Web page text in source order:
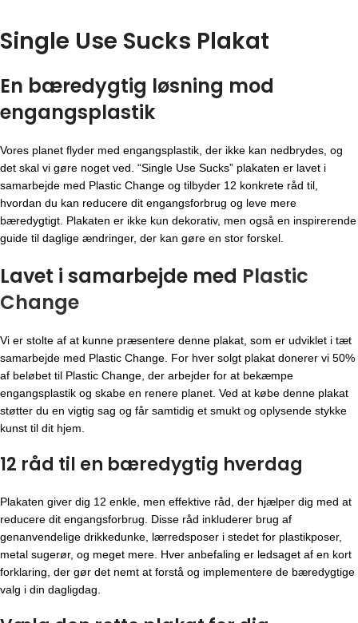
Single Use Sucks Plakat
En bæredygtig løsning mod
engangsplastik
Vores planet flyder med engangsplastik, der ikke kan nedbrydes, og
det skal vi gøre noget ved. “Single Use Sucks” plakaten er lavet i
samarbejde med Plastic Change og tilbyder 12 konkrete råd til,
hvordan du kan reducere dit engangsforbrug og leve mere
bæredygtigt. Plakaten er ikke kun dekorativ, men også en inspirerende
guide til daglige ændringer, der kan gøre en stor forskel.
Lavet i samarbejde med Plastic
Change
Vi er stolte af at kunne præsentere denne plakat, som er udviklet i tæt
samarbejde med Plastic Change. For hver solgt plakat donerer vi 50%
af beløbet til Plastic Change, der arbejder for at bekæmpe
engangsplastik og skabe en renere planet. Ved at købe denne plakat
støtter du en vigtig sag og får samtidig et smukt og oplysende stykke
kunst til dit hjem.
12 råd til en bæredygtig hverdag
Plakaten giver dig 12 enkle, men effektive råd, der hjælper dig med at
reducere dit engangsforbrug. Disse råd inkluderer brug af
genanvendelige drikkedunke, lærredsposer i stedet for plastikposer,
metal sugerør, og meget mere. Hver anbefaling er ledsaget af en kort
forklaring, der gør det nemt at forstå og implementere de bæredygtige
valg i din dagligdag.